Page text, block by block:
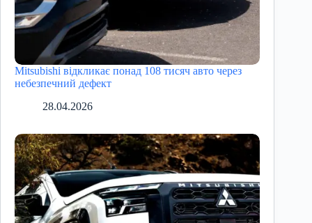
Mitsubishi відкликає понад 108 тисяч авто через
небезпечний дефект
28.04.2026